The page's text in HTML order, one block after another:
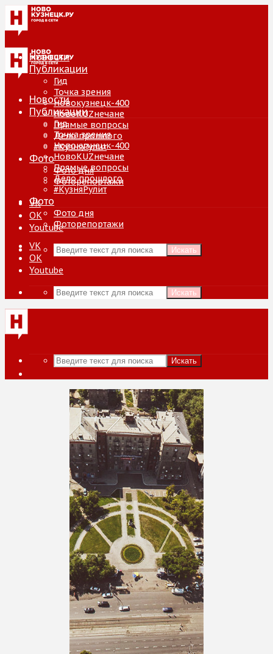
Новости
Публикации
Гид
Точка зрения
Новокузнецк-400
НовоKUZнечане
Прямые вопросы
Дело прошлого
#КузняРулит
Фото
Фото дня
Фоторепортажи
VK
ОК
Youtube
Искать
Новости
Публикации
Гид
Точка зрения
Новокузнецк-400
НовоKUZнечане
Прямые вопросы
Дело прошлого
#КузняРулит
Фото
Фото дня
Фоторепортажи
VK
ОК
Youtube
Искать
Искать